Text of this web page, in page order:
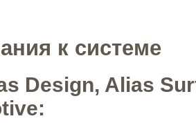
к системе
Design, Alias